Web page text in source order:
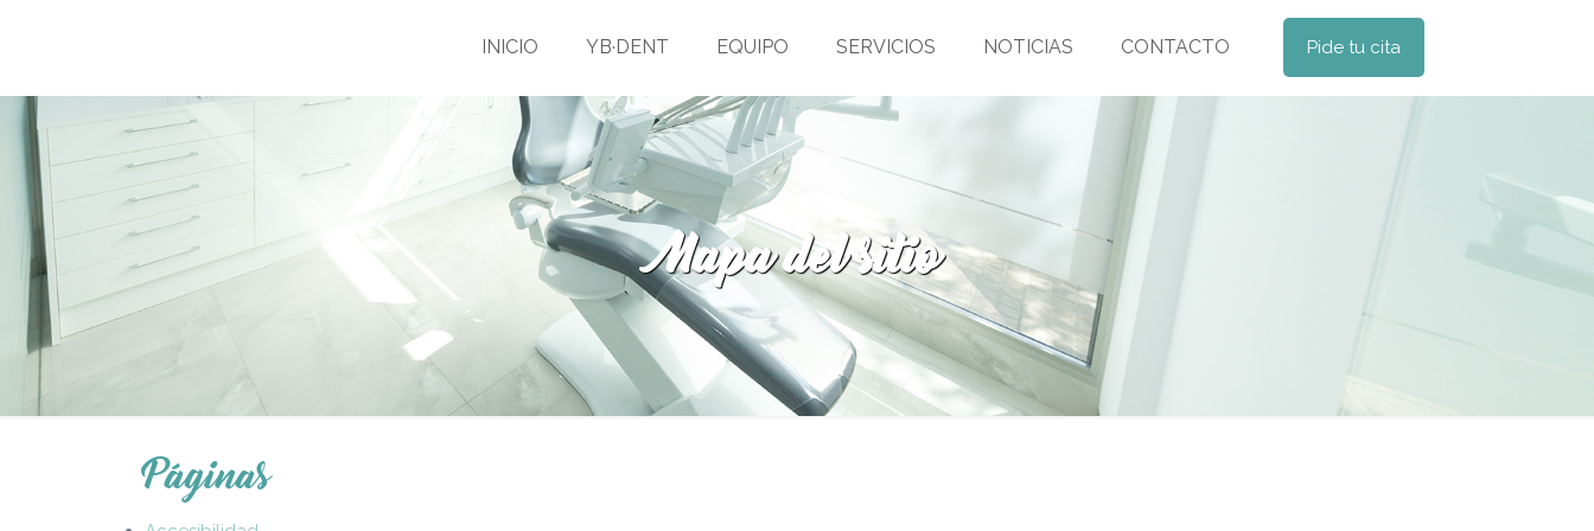
INICIO YB·DENT EQUIPO SERVICIOS NOTICIAS CONTACTO Pide tu cita
Mapa del sitio
Páginas